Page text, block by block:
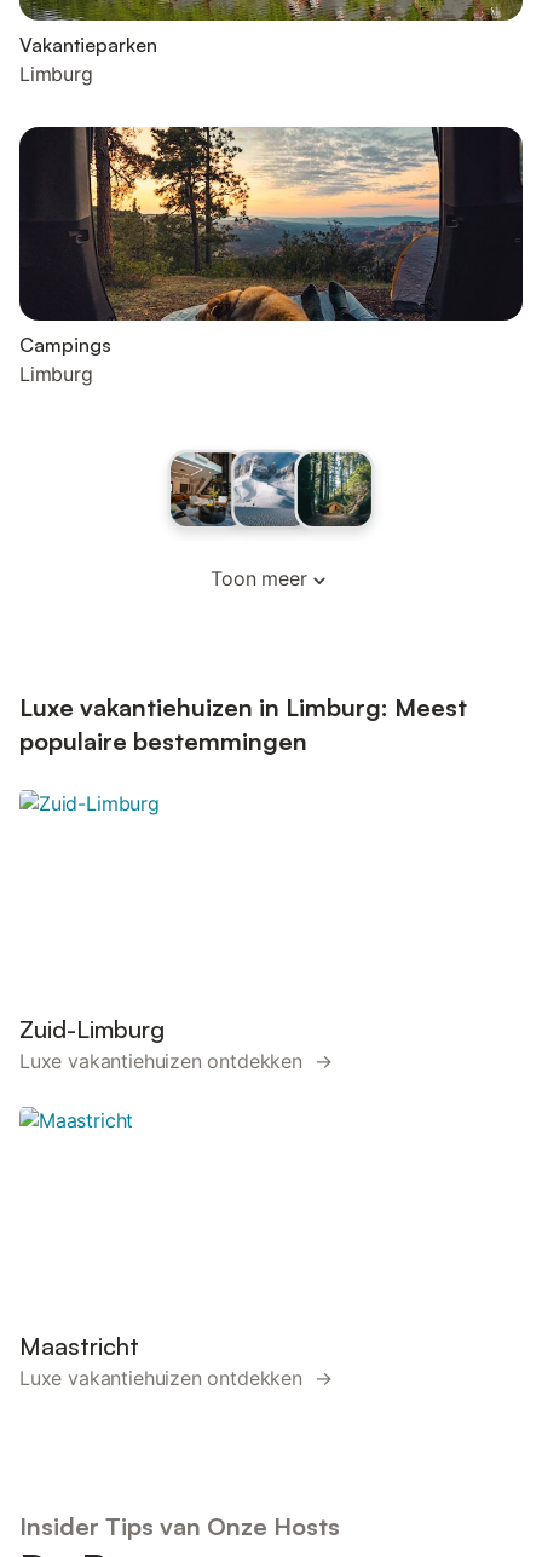
Vakantieparken
Limburg
Campings
Limburg
Toon meer
Luxe vakantiehuizen in Limburg: Meest
populaire bestemmingen
Zuid-Limburg
Luxe vakantiehuizen ontdekken →
Maastricht
Luxe vakantiehuizen ontdekken →
Insider Tips van Onze Hosts